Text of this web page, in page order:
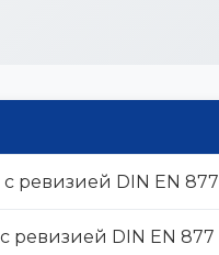
ревизией DIN EN 877
ревизией DIN EN 877